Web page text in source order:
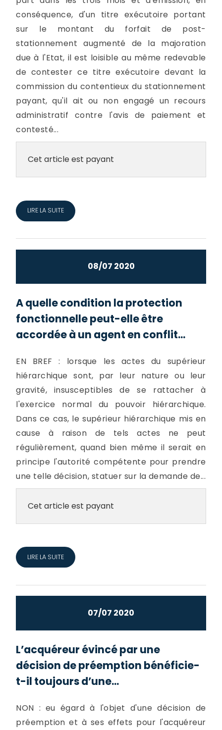
conséquence, d'un titre exécutoire portant
sur le montant du forfait de post-
stationnement augmenté de la majoration
due à l'Etat, il est loisible au même redevable
de contester ce titre exécutoire devant la
commission du contentieux du stationnement
payant, qu'il ait ou non engagé un recours
administratif contre l'avis de paiement et
contesté...
Cet article est payant
LIRE LA SUITE
08/07 2020
A quelle condition la protection
fonctionnelle peut-elle être
accordée à un agent en conflit...
EN BREF : lorsque les actes du supérieur
hiérarchique sont, par leur nature ou leur
gravité, insusceptibles de se rattacher à
l'exercice normal du pouvoir hiérarchique.
Dans ce cas, le supérieur hiérarchique mis en
cause à raison de tels actes ne peut
régulièrement, quand bien même il serait en
principe l'autorité compétente pour prendre
une telle décision, statuer sur la demande de...
Cet article est payant
LIRE LA SUITE
07/07 2020
L’acquéreur évincé par une
décision de préemption bénéficie-
t-il toujours d’une...
NON : eu égard à l'objet d'une décision de
préemption et à ses effets pour l'acquéreur